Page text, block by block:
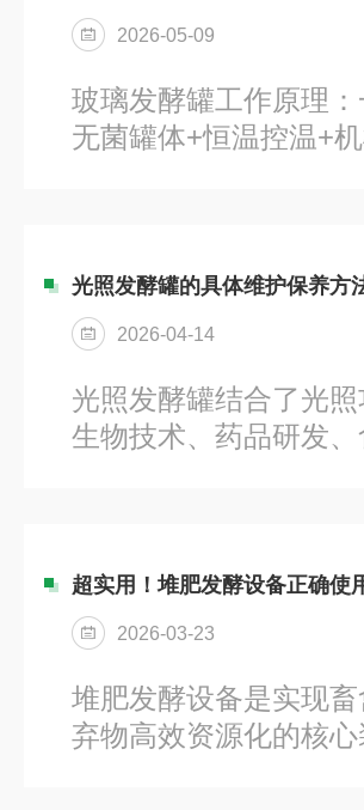
2026-05-09
玻璃发酵罐工作原理
无菌罐体+恒温控温+
密闭原理高硼硅玻璃
口，整体密闭；通入
罐体可121℃高温灭菌
养。2.温度控制原理
机；冷热介质在夹套...
光照发酵罐的具体维护保养方
2026-04-14
光照发酵罐结合了光
生物技术、药品研发
检查操作规范：严格
液。在操作过程中，
罐压，防止液体倒流
压力、罐内压力是否
温系统、电磁阀响声
超实用！堆肥发酵设备正确使
2026-03-23
堆肥发酵设备是实现
弃物高效资源化的核